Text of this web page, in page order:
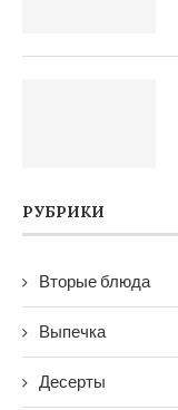
РУБРИКИ
Вторые блюда
Выпечка
Десерты